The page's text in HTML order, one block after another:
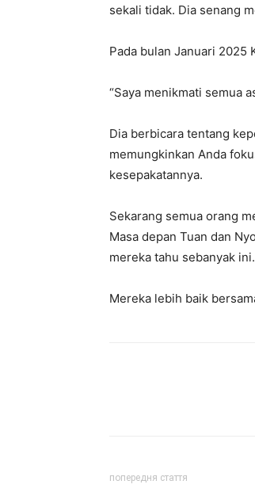
sekali tidak. Dia senang
Pada bulan Januari 2025
“Saya menikmati semua
Dia berbicara tentang
memungkinkan Anda
kesepakatannya.
Sekarang semua orang
Masa depan Tuan dan
mereka tahu sebanyak ini.
Mereka lebih baik
попередня стаття